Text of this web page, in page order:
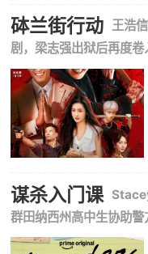
砵兰街行动 王浩
剧，梁志强出狱后再度卷
谋杀入门课
群田纳西州高中生协助警